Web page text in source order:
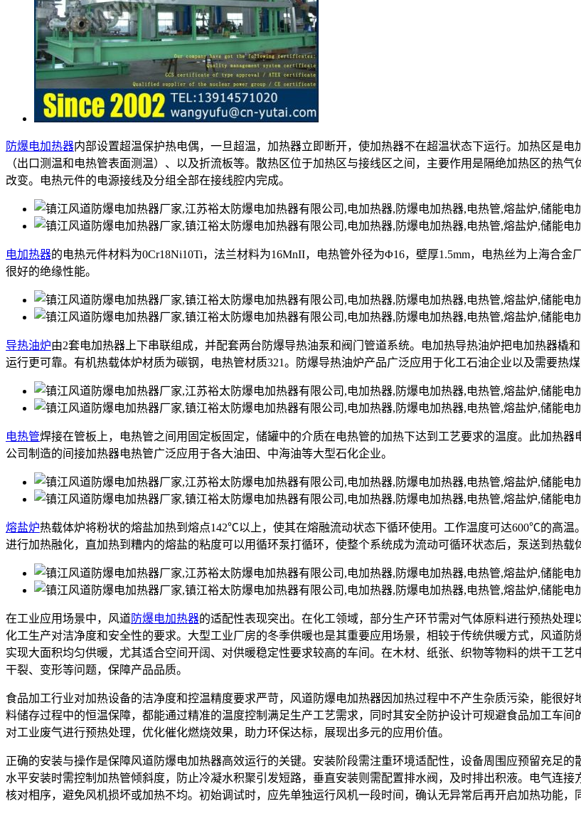
防爆电加热器内部设置超温保护热电偶，一旦超温，加热器立即断开，使加热器不在超温状态下运行。加热区是
（出口测温和电热管表面测温）、以及折流板等。散热区位于加热区与接线区之间，主要作用是隔绝加热区的热
改变。电热元件的电源接线及分组全部在接线腔内完成。
电加热器的电热元件材料为0Cr18Ni10Ti，法兰材料为16MnII，电热管外径为Φ16，壁厚1.5mm，电热丝为上海合
很好的绝缘性能。
导热油炉由2套电加热器上下串联组成，并配套两台防爆导热油泵和阀门管道系统。电加热导热油炉把电加热器橇
运行更可靠。有机热载体炉材质为碳钢，电热管材质321。防爆导热油炉产品广泛应用于化工石油企业以及需要热煤
电热管焊接在管板上，电热管之间用固定板固定，储罐中的介质在电热管的加热下达到工艺要求的温度。此加热
公司制造的间接加热器电热管广泛应用于各大油田、中海油等大型石化企业。
熔盐炉热载体炉将粉状的熔盐加热到熔点142℃以上，使其在熔融流动状态下循环使用。工作温度可达600℃的高
进行加热融化，直加热到糟内的熔盐的粘度可以用循环泵打循环，使整个系统成为流动可循环状态后，泵送到热载
在工业应用场景中，风道防爆电加热器的适配性表现突出。在化工领域，部分生产环节需对气体原料进行预热处
化工生产对洁净度和安全性的要求。大型工业厂房的冬季供暖也是其重要应用场景，相较于传统供暖方式，风道防
实现大面积均匀供暖，尤其适合空间开阔、对供暖稳定性要求较高的车间。在木材、纸张、织物等物料的烘干工
干裂、变形等问题，保障产品品质。
食品加工行业对加热设备的洁净度和控温精度要求严苛，风道防爆电加热器因加热过程中不产生杂质污染，能很
料储存过程中的恒温保障，都能通过精准的温度控制满足生产工艺需求，同时其安全防护设计可规避食品加工车
对工业废气进行预热处理，优化催化燃烧效果，助力环保达标，展现出多元的应用价值。
正确的安装与操作是保障风道防爆电加热器高效运行的关键。安装阶段需注重环境适配性，设备周围应预留充足
水平安装时需控制加热管倾斜度，防止冷凝水积聚引发短路，垂直安装则需配置排水阀，及时排出积液。电气连
核对相序，避免风机损坏或加热不均。初始调试时，应先单独运行风机一段时间，确认无异常后再开启加热功能，